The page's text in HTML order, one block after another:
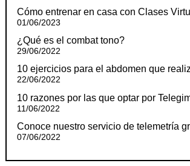
Cómo entrenar en casa con Clases
01/06/2023
¿Qué es el combat tono?
29/06/2022
10 ejercicios para el abdomen que
22/06/2022
10 razones por las que optar por
11/06/2022
Conoce nuestro servicio de telemetría
07/06/2022